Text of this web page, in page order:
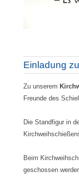
Einladung
Zu unserem
Freunde des
Die Standfigur in
Beim
geschossen